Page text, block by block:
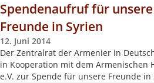
Spendenaufruf für
Freunde in Syrien
12. Juni 2014
Der Zentralrat der Armenier in
in Kooperation mit dem Armenischen
e.V. zur Spende für unsere Freunde in